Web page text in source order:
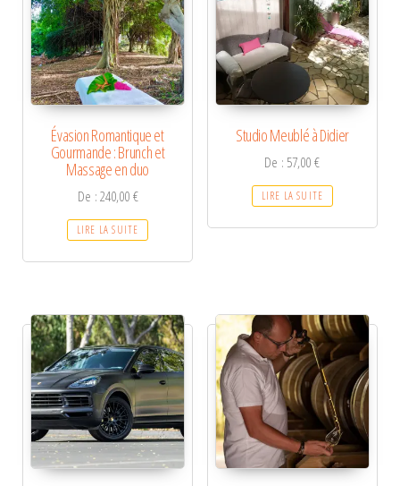
Évasion Romantique et
Gourmande : Brunch et
Massage en duo
De :240,00€
LIRE LA SUITE
Studio Meublé à Didier
De : 57,00€
LIRE LA SUITE